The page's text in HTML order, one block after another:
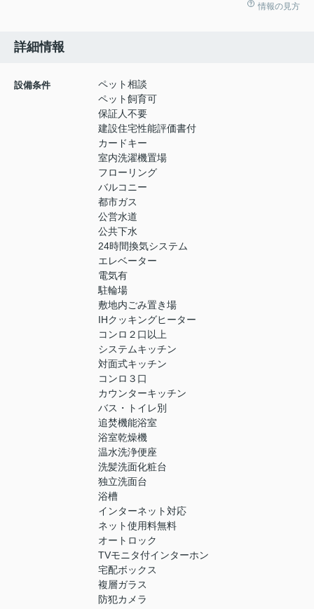
情報の見方
詳細情報
設備条件
ペット相談
ペット飼育可
保証人不要
建設住宅性能評価書付
カードキー
室内洗濯機置場
フローリング
バルコニー
都市ガス
公営水道
公共下水
24時間換気システム
エレベーター
電気有
駐輪場
敷地内ごみ置き場
IHクッキングヒーター
コンロ２口以上
システムキッチン
対面式キッチン
コンロ３口
カウンターキッチン
バス・トイレ別
追焚機能浴室
浴室乾燥機
温水洗浄便座
洗髪洗面化粧台
独立洗面台
浴槽
インターネット対応
ネット使用料無料
オートロック
TVモニタ付インターホン
宅配ボックス
複層ガラス
防犯カメラ